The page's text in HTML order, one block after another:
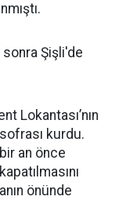
sonra Şişli'de
Lokantası’nın
kurdu.
an önce
önünde